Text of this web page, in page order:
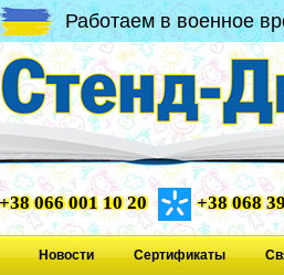
Работаем в военное
+38 066 001 10 20 +38 068
Новости Сертификаты